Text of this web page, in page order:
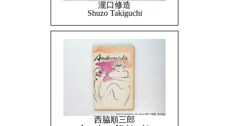
瀧口修造
Shuzo Takiguchi
西脇順三郎